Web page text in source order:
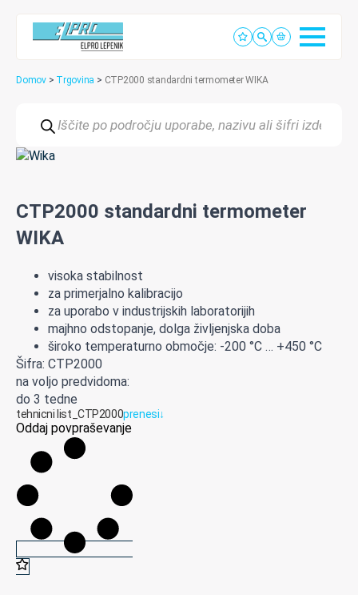
Domov > Trgovina > CTP2000 standardni termometer WIKA
search
CTP2000 standardni termometer
WIKA
visoka stabilnost
za primerjalno kalibracijo
za uporabo v industrijskih laboratorijih
majhno odstopanje, dolga življenjska doba
široko temperaturno območje: -200 °C … +450 °C
Šifra: CTP2000
na voljo predvidoma:
do 3 tedne
tehnicni list_CTP2000prenesi↓
Oddaj povpraševanje